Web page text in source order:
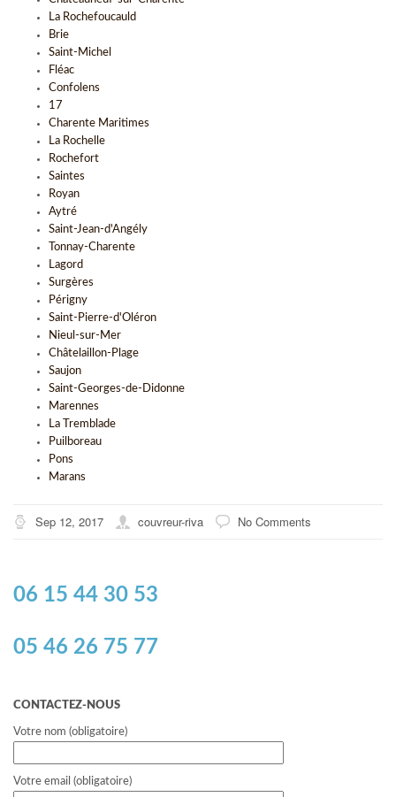
La Rochefoucauld
Brie
Saint-Michel
Fléac
Confolens
17
Charente Maritimes
La Rochelle
Rochefort
Saintes
Royan
Aytré
Saint-Jean-d'Angély
Tonnay-Charente
Lagord
Surgères
Périgny
Saint-Pierre-d'Oléron
Nieul-sur-Mer
Châtelaillon-Plage
Saujon
Saint-Georges-de-Didonne
Marennes
La Tremblade
Puilboreau
Pons
Marans
Sep 12, 2017 couvreur-riva No Comments
06 15 44 30 53
05 46 26 75 77
CONTACTEZ-NOUS
Votre nom (obligatoire)
Votre email (obligatoire)